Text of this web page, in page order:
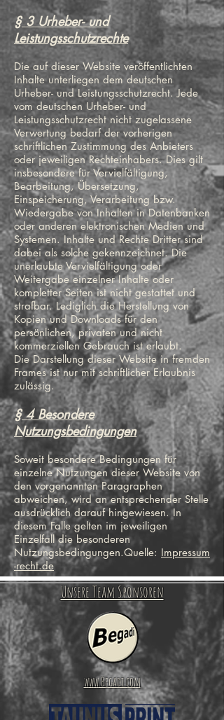
§ 3 Urheber- und
Leistungsschutzrechte
Die auf dieser Website veröffentlichten
Inhalte unterliegen dem deutschen
Urheber- und Leistungsschutzrecht. Jede
vom deutschen Urheber- und
Leistungsschutzrecht nicht zugelassene
Verwertung bedarf der vorherigen
schriftlichen Zustimmung des Anbieters
oder jeweiligen Rechteinhabers. Dies gilt
insbesondere für Vervielfältigung,
Bearbeitung, Übersetzung,
Einspeicherung, Verarbeitung bzw.
Wiedergabe von Inhalten in Datenbanken
oder anderen elektronischen Medien und
Systemen. Inhalte und Rechte Dritter sind
dabei als solche gekennzeichnet. Die
unerlaubte Vervielfältigung oder
Weitergabe einzelner Inhalte oder
kompletter Seiten ist nicht gestattet und
strafbar. Lediglich die Herstellung von
Kopien und Downloads für den
persönlichen, privaten und nicht
kommerziellen Gebrauch ist erlaubt.
Die Darstellung dieser Website in fremden
Frames ist nur mit schriftlicher Erlaubnis
zulässig.
§ 4 Besondere
Nutzungsbedingungen
Soweit besondere Bedingungen für
einzelne Nutzungen dieser Website von
den vorgenannten Paragraphen
abweichen, wird an entsprechender Stelle
ausdrücklich darauf hingewiesen. In
diesem Falle gelten im jeweiligen
Einzelfall die besonderen
Nutzungsbedingungen.Quelle: Impressum
-recht.de
Unsere Team Sponsoren
www.Begadi.com